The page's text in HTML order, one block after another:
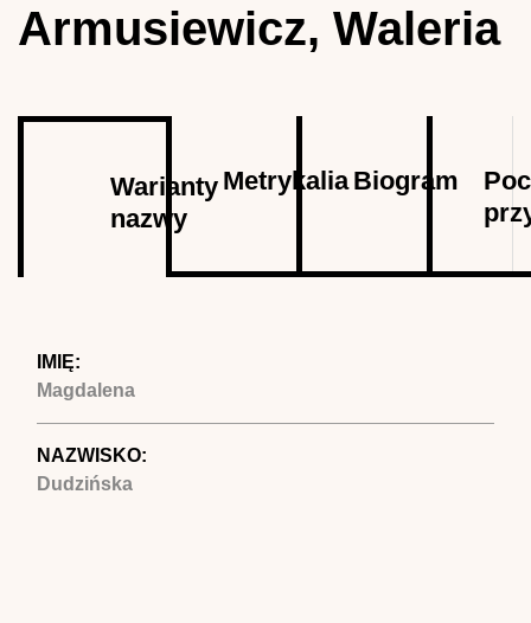
Armusiewicz, Waleria
Warianty
nazwy
karta)
MetrykaliaBiogram
IMIĘ:
Magdalena
NAZWISKO:
Dudzińska